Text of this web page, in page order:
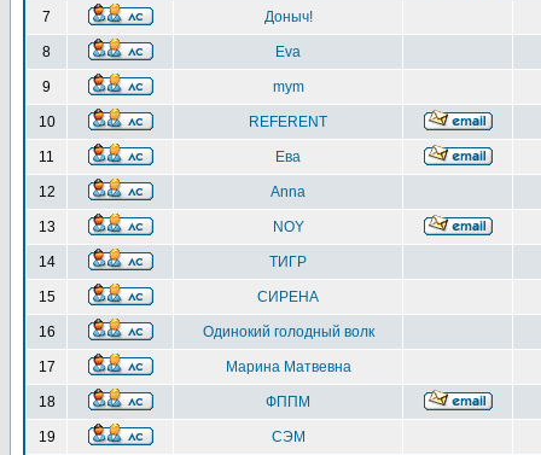
7 Доныч!
8 Eva
9 mym
10 REFERENT
11 Ева
12 Anna
13 NOY
14 ТИГР
15 СИРЕНА
16 Одинокий голодный волк
17 Марина Матвевна
18 ФППМ
19 СЭМ